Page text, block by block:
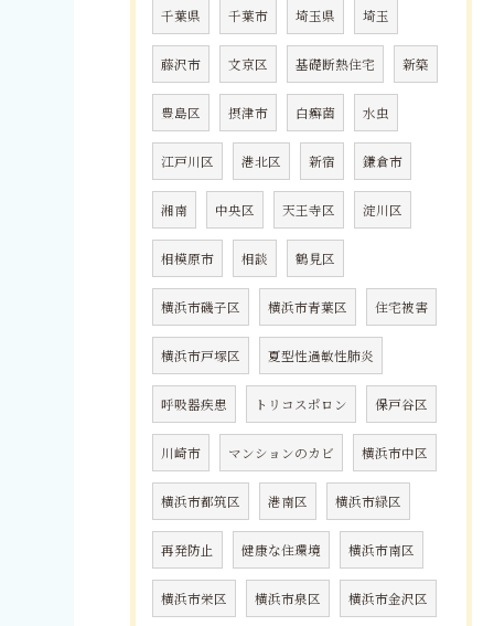
千葉県 千葉市 埼玉県 埼玉
藤沢市 文京区 基礎断熱住宅 新築
豊島区 摂津市 白癬菌 水虫
江戸川区 港北区 新宿 鎌倉市
湘南 中央区 天王寺区 淀川区
相模原市 相談 鶴見区
横浜市磯子区 横浜市青葉区 住宅被害
横浜市戸塚区 夏型性過敏性肺炎
呼吸器疾患 トリコスポロン 保戸谷区
川崎市 マンションのカビ 横浜市中区
横浜市都筑区 港南区 横浜市緑区
再発防止 健康な住環境 横浜市南区
横浜市栄区 横浜市泉区 横浜市金沢区